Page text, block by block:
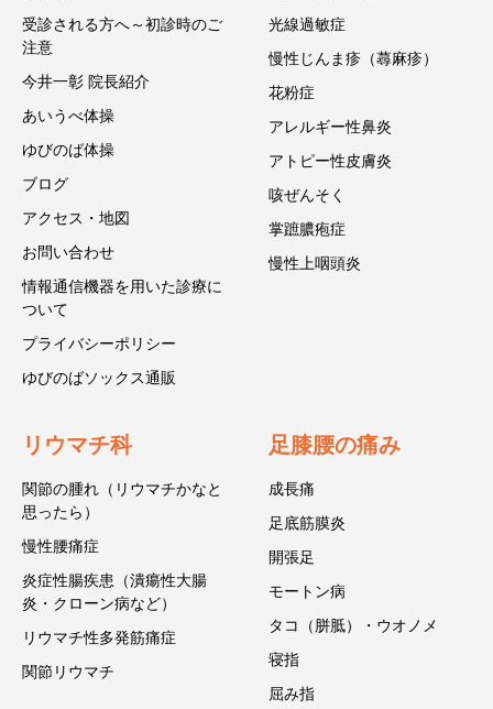
受診される方へ～初診時のご
注意
今井一彰 院長紹介
あいうべ体操
ゆびのば体操
ブログ
アクセス・地図
お問い合わせ
情報通信機器を用いた診療に
ついて
プライバシーポリシー
ゆびのばソックス通販
光線過敏症
慢性じんま疹（蕁麻疹）
花粉症
アレルギー性鼻炎
アトピー性皮膚炎
咳ぜんそく
掌蹠膿疱症
慢性上咽頭炎
リウマチ科
関節の腫れ（リウマチかなと
思ったら）
慢性腰痛症
炎症性腸疾患（潰瘍性大腸
炎・クローン病など）
リウマチ性多発筋痛症
関節リウマチ
足膝腰の痛み
成長痛
足底筋膜炎
開張足
モートン病
タコ（胼胝）・ウオノメ
寝指
屈み指